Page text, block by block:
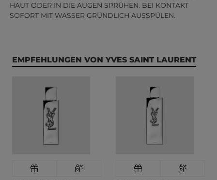
HAUT ODER IN DIE AUGEN SPRÜHEN. BEI KONTAKT
SOFORT MIT WASSER GRÜNDLICH AUSSPÜLEN.
Produktgalerie überspringen
EMPFEHLUNGEN VON YVES SAINT LAURENT